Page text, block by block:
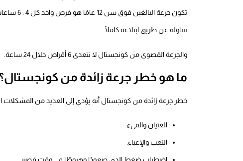
تكون
تتناوله عن طريق ابتلاعه كاملًا.
والجرعة القصوى من كونجستال لا تتعدى 6 أقراص خلال 24 ساعة.
ما هو خطر جرعة زائدة من كونجستال؟
خطر جرعة زائدة من كونجستال أنه يؤدي إلى العديد من المشكلات
الغثيان والقيء.
التعب والإعياء.